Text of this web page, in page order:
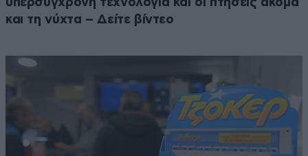
και τη νύχτα – Δείτε βίντεο